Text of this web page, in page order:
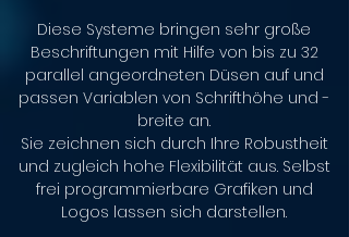
Diese Systeme bringen sehr große
Beschriftungen mit Hilfe von bis zu 32
parallel angeordneten Düsen auf und
passen Variablen von Schrifthöhe und -
breite an.
Sie zeichnen sich durch Ihre Robustheit
und zugleich hohe Flexibilität aus. Selbst
frei programmierbare Grafiken und
Logos lassen sich darstellen.